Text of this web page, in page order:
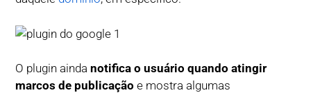
O plugin aindanotifica o usuário quando atingir
marcos de publicação e mostra algumas